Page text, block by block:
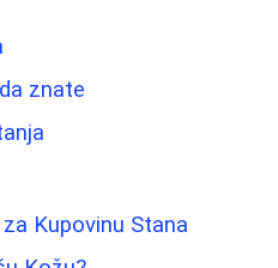
znate
Kupovinu Stana